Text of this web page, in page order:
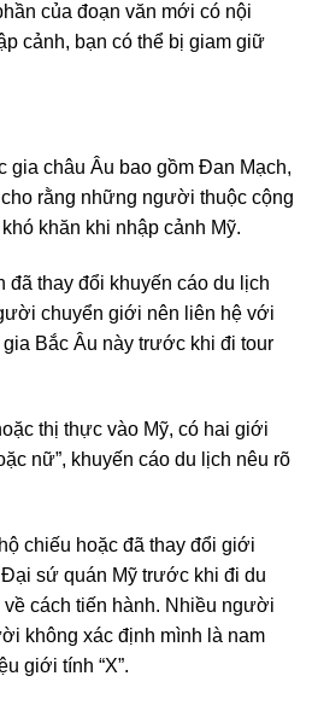
của đoạn văn mới có nội
cảnh, bạn có thể bị giam giữ
gia châu Âu bao gồm Đan Mạch,
rằng những người thuộc cộng
khăn khi nhập cảnh Mỹ.
đã thay đổi khuyến cáo du lịch
chuyển giới nên liên hệ với
Bắc Âu này trước khi đi tour
thị thực vào Mỹ, có hai giới
nữ”, khuyến cáo du lịch nêu rõ
chiếu hoặc đã thay đổi giới
sứ quán Mỹ trước khi đi du
cách tiến hành. Nhiều người
không xác định mình là nam
giới tính “X”.